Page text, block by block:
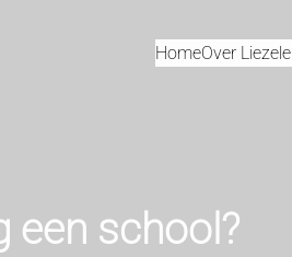
HomeOver Liezele
een school?